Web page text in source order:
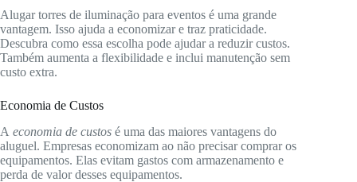
Alugar torres de iluminação para eventos é uma grande
vantagem. Isso ajuda a economizar e traz praticidade.
Descubra como essa escolha pode ajudar a reduzir custos.
Também aumenta a flexibilidade e inclui manutenção sem
custo extra.
Economia de Custos
A economia de custos é uma das maiores vantagens do
aluguel. Empresas economizam ao não precisar comprar os
equipamentos. Elas evitam gastos com armazenamento e
perda de valor desses equipamentos.